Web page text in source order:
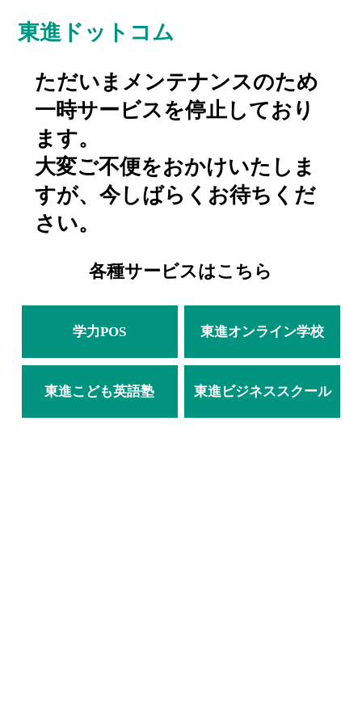
東進ドットコム
ただいまメンテナンスのため
一時サービスを停止しており
ます。
大変ご不便をおかけいたしま
すが、今しばらくお待ちくだ
さい。
各種サービスはこちら
学力POS 東進オンライン学校
東進こども英語塾 東進ビジネススクール